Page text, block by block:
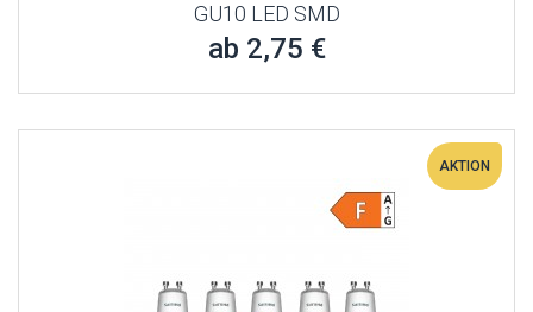
GU10 LED SMD
ab 2,75 €
AKTION